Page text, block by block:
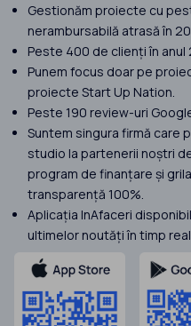
Gestionăm proiecte cu
nerambursabilă atrasă în
Peste 400 de clienți în anul
Punem focus doar pe
proiecte Start Up Nation.
Peste 190 review-uri
Suntem singura firmă care
studio la partenerii noștri
program de finanțare și
transparență 100%.
Aplicația InAfaceri
ultimelor noutăți în timp